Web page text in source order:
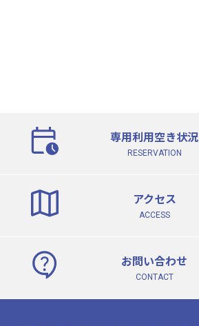
専用利用空き状況
RESERVATION
アクセス
ACCESS
お問い合わせ
CONTACT